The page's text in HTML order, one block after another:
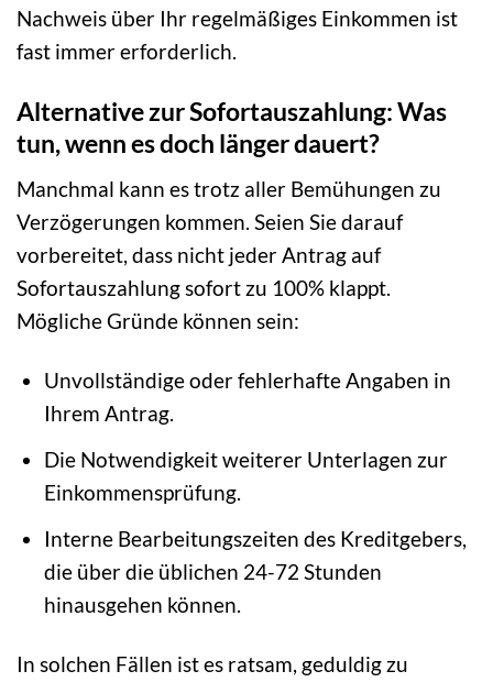
Nachweis über Ihr regelmäßiges Einkommen ist
fast immer erforderlich.
Alternative zur Sofortauszahlung: Was
tun, wenn es doch länger dauert?
Manchmal kann es trotz aller Bemühungen zu
Verzögerungen kommen. Seien Sie darauf
vorbereitet, dass nicht jeder Antrag auf
Sofortauszahlung sofort zu 100% klappt.
Mögliche Gründe können sein:
Unvollständige oder fehlerhafte Angaben in
Ihrem Antrag.
Die Notwendigkeit weiterer Unterlagen zur
Einkommensprüfung.
Interne Bearbeitungszeiten des Kreditgebers,
die über die üblichen 24-72 Stunden
hinausgehen können.
In solchen Fällen ist es ratsam, geduldig zu